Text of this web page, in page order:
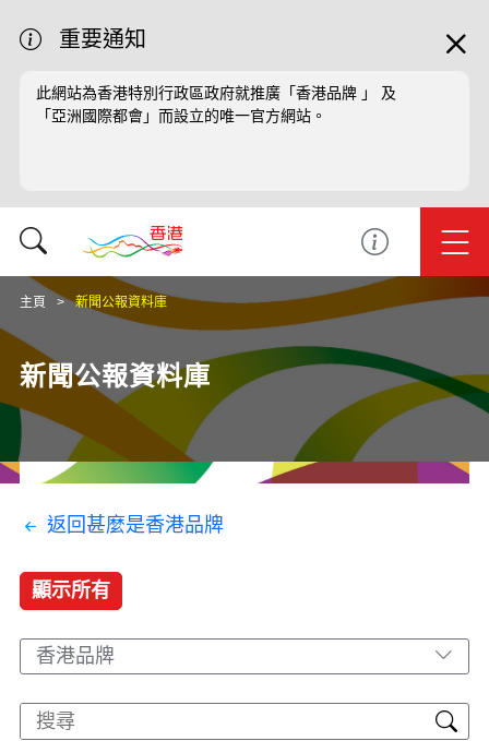
重要通知
此網站為香港特別行政區政府就推廣「香港品牌 」 及
「亞洲國際都會」而設立的唯一官方網站。
主頁 新聞公報資料庫
新聞公報資料庫
返回甚麼是香港品牌
顯示所有
香港品牌